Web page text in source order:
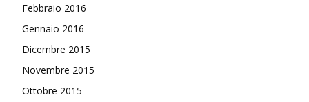
Febbraio 2016
Gennaio 2016
Dicembre 2015
Novembre 2015
Ottobre 2015